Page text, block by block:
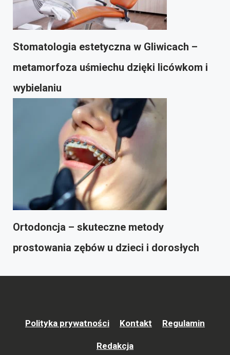
Stomatologia estetyczna w Gliwicach –
metamorfoza uśmiechu dzięki licówkom i
wybielaniu
Ortodoncja – skuteczne metody
prostowania zębów u dzieci i dorosłych
Polityka prywatności Kontakt Regulamin
Redakcja